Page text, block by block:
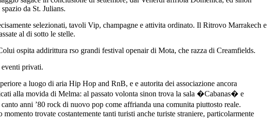
da St. Julians.
selezionati, tavoli Vip, champagne e attivita ordinato. Il Ritrovo Marrakech e
al di sotto le stelle.
ospita addirittura rso grandi festival openair di Mota, che razza di Creamfields.
eventi privati.
a luogo di aria Hip Hop and RnB, e e autorita dei associazione ancora
alla movida di Melma: al passato volonta sinon trova la sala �Cabanas� e
anni ’80 rock di nuovo pop come affrianda una comunita piuttosto reale.
trovate costantemente tanti turisti anche turiste straniere, particolarmente